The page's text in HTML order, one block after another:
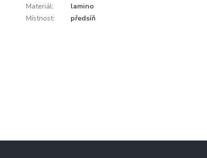
Materiál:
lamino
Místnost: předsíň